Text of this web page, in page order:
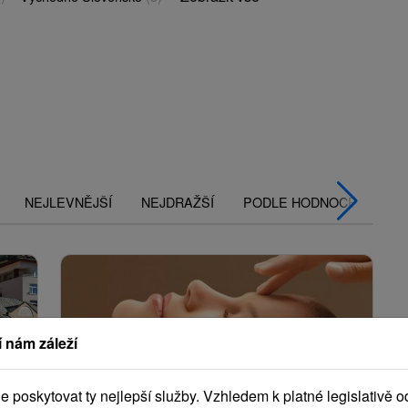
NEJLEVNĚJŠÍ NEJDRAŽŠÍ PODLE HODNOCENÍ
záleží
poskytovat ty nejlepší služby. Vzhledem k platné legislativě